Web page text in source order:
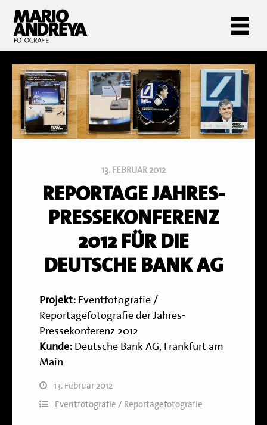
13. FEBRUAR 2012
REPORTAGE JAHRES-
PRESSEKONFERENZ
2012 FÜR DIE
DEUTSCHE BANK AG
Projekt: Eventfotografie /
Reportagefotografie der Jahres-
Pressekonferenz 2012
Kunde: Deutsche Bank AG, Frankfurt am
Main
13. Februar 2012
Eventfotografie / Reportagefotografie